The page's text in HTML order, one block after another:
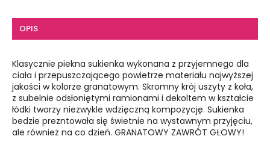
OPIS
Klasycznie piekna sukienka wykonana z przyjemnego dla
ciała i przepuszczającego powietrze materiału najwyższej
jakości w kolorze granatowym. Skromny krój uszyty z koła,
z subelnie odsłoniętymi ramionami i dekoltem w kształcie
łódki tworzy niezwykle wdzięczną kompozycję. Sukienka
bedzie prezntowała się świetnie na wystawnym przyjęciu,
ale również na co dzień. GRANATOWY ZAWRÓT GŁOWY!